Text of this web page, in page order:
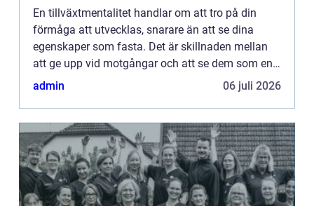
En tillväxtmentalitet handlar om att tro på din
förmåga att utvecklas, snarare än att se dina
egenskaper som fasta. Det är skillnaden mellan
att ge upp vid motgångar och att se dem som en
chans att växa. Oav...
admin 06 juli 2026